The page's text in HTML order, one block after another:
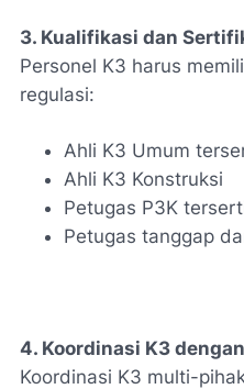
3. Kualifikasi dan
Personel K3 harus
regulasi:
Ahli K3 Umum
Ahli K3 Konstruksi
Petugas P3K
Petugas tanggap
4. Koordinasi K3
Koordinasi K3 multi-